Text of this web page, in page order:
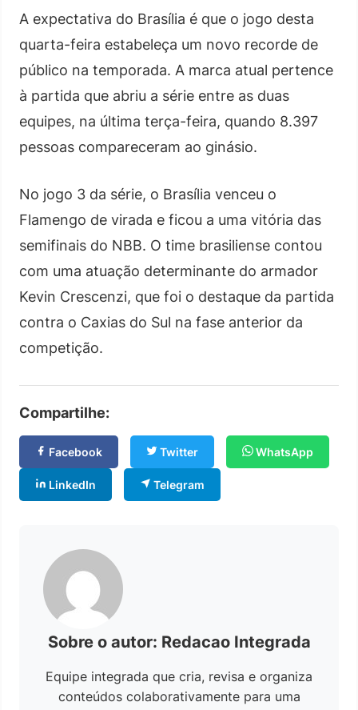
A expectativa do Brasília é que o jogo desta
quarta-feira estabeleça um novo recorde de
público na temporada. A marca atual pertence
à partida que abriu a série entre as duas
equipes, na última terça-feira, quando 8.397
pessoas compareceram ao ginásio.
No jogo 3 da série, o Brasília venceu o
Flamengo de virada e ficou a uma vitória das
semifinais do NBB. O time brasiliense contou
com uma atuação determinante do armador
Kevin Crescenzi, que foi o destaque da partida
contra o Caxias do Sul na fase anterior da
competição.
Compartilhe:
Facebook Twitter WhatsApp
LinkedIn Telegram
Sobre o autor: Redacao Integrada
Equipe integrada que cria, revisa e organiza
conteúdos colaborativamente para uma